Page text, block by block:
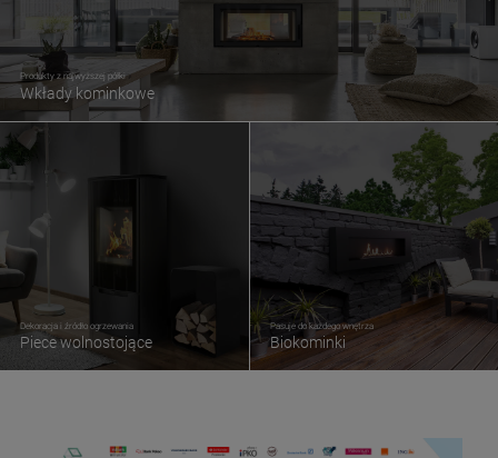
Produkty z najwyższej półki
Wkłady kominkowe
Dekoracja i źródło ogrzewania
Piece wolnostojące
Pasuje do każdego wnętrza
Biokominki